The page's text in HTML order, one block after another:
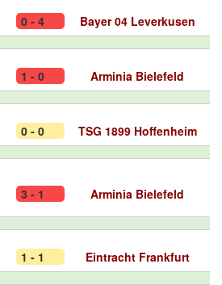
0 - 4 Bayer 04 Leverkusen
1 - 0 Arminia Bielefeld
0 - 0 TSG 1899 Hoffenheim
3 - 1 Arminia Bielefeld
1 - 1 Eintracht Frankfurt